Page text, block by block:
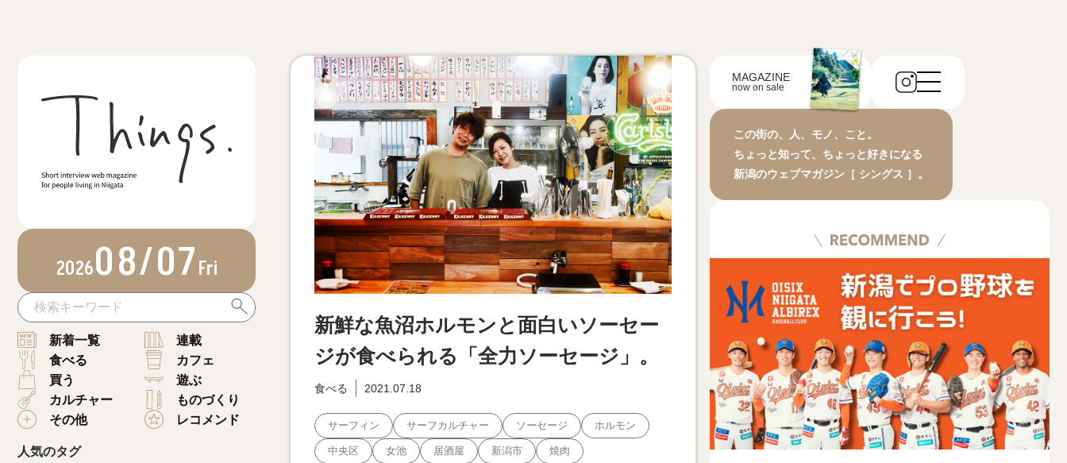
202608/07Fri
新着一覧
連載
食べる
カフェ
買う
遊ぶ
カルチャー
ものづくり
その他
レコメンド
人気のタグ
新鮮な魚沼ホルモンと面白いソーセー
ジが食べられる「全力ソーセージ」。
食べる 2021.07.18
サーフィン サーフカルチャー ソーセージ ホルモン
中央区 女池 居酒屋 新潟市 焼肉
MAGAZINE
now on sale
この街の、人、モノ、こと。
ちょっと知って、ちょっと好きになる
新潟のウェブマガジン［ シングス ］。